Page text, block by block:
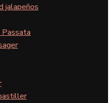
jalapeños